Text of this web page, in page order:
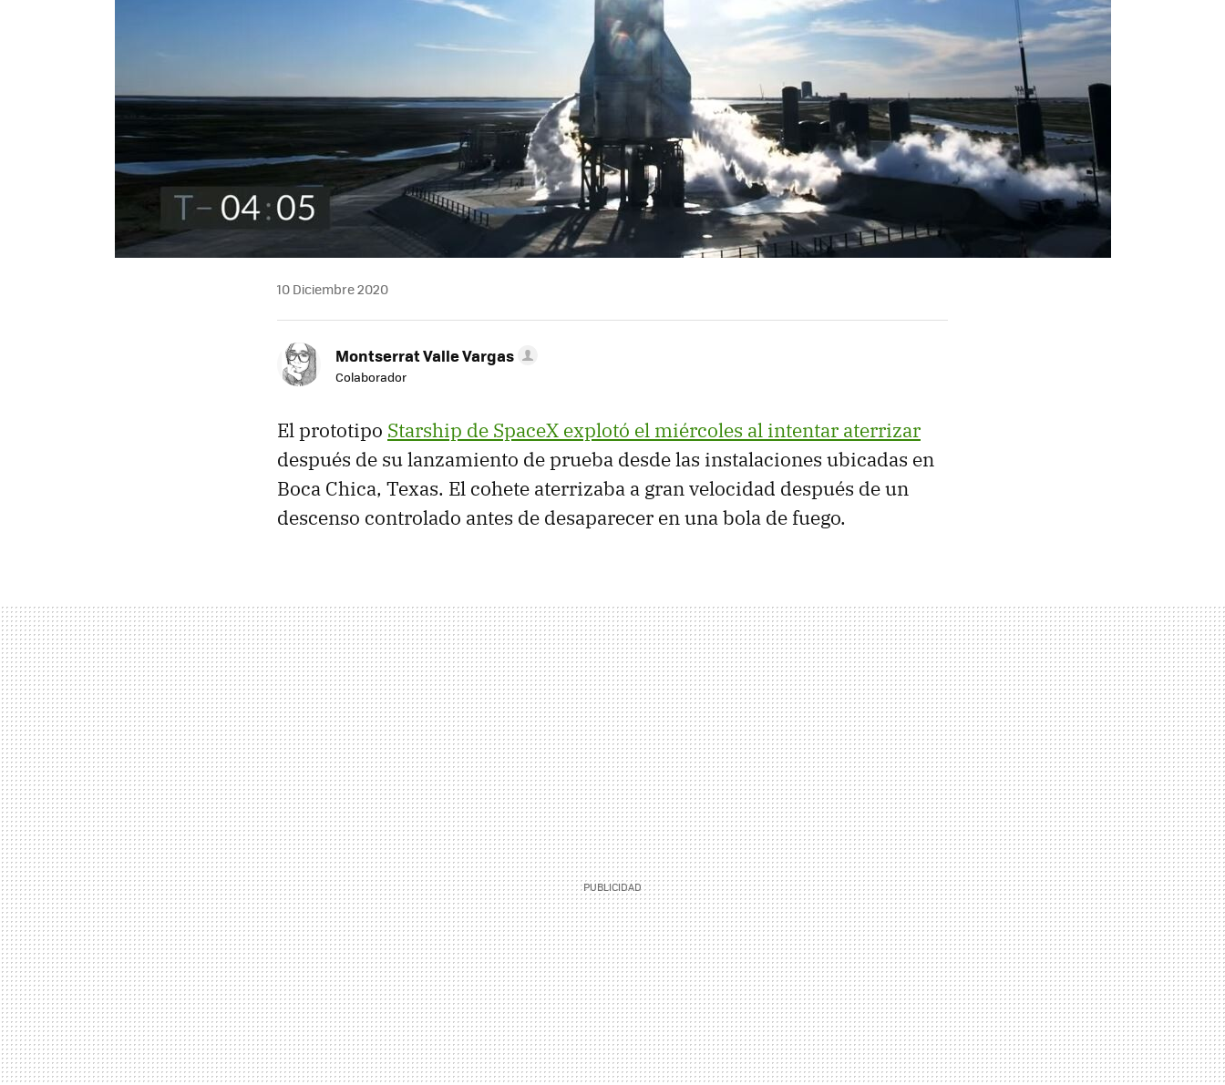
10 Diciembre 2020
Montserrat Valle Vargas
Colaborador
El prototipo Starship de SpaceX explotó el miércoles al intentar aterrizar
después de su lanzamiento de prueba desde las instalaciones ubicadas en
Boca Chica, Texas. El cohete aterrizaba a gran velocidad después de un
descenso controlado antes de desaparecer en una bola de fuego.